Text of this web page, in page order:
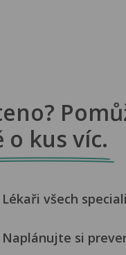
o kus víc.
Lékaři všech
Naplánujte si